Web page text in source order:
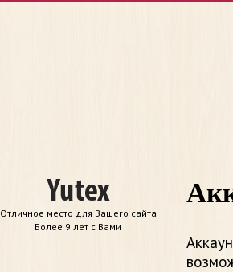
Отличное место для Вашего сайта
Более 9 лет с Вами